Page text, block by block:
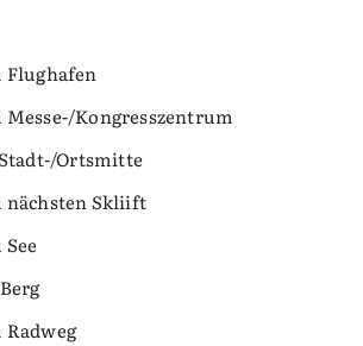
Flughafen
Messe-/Kongresszentrum
Ortsmitte
nächsten Skliift
Radweg